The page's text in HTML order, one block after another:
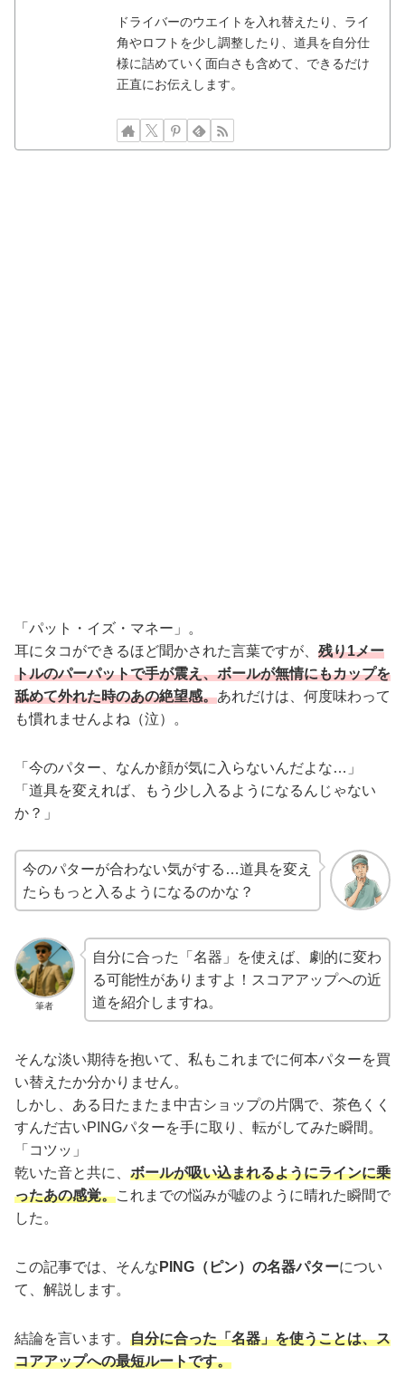
ドライバーのウエイトを入れ替えたり、ライ
角やロフトを少し調整したり、道具を自分仕
様に詰めていく面白さも含めて、できるだけ
正直にお伝えします。
「パット・イズ・マネー」。
耳にタコができるほど聞かされた言葉ですが、 残り1メー
トルのパーパットで手が震え、ボールが無情にもカップを
舐めて外れた時のあの絶望感。あれだけは、何度味わって
も慣れませんよね（泣）。
「今のパター、なんか顔が気に入らないんだよな…」
「道具を変えれば、もう少し入るようになるんじゃない
か？」
今のパターが合わない気がする…道具を変え
たらもっと入るようになるのかな？
筆者
自分に合った「名器」を使えば、劇的に変わ
る可能性がありますよ！スコアアップへの近
道を紹介しますね。
そんな淡い期待を抱いて、私もこれまでに何本パターを買
い替えたか分かりません。
しかし、ある日たまたま中古ショップの片隅で、茶色くく
すんだ古いPINGパターを手に取り、転がしてみた瞬間。
「コツッ」
乾いた音と共に、 ボールが吸い込まれるようにラインに乗
ったあの感覚。これまでの悩みが嘘のように晴れた瞬間で
した。
この記事では、そんな PING（ピン）の名器パターについ
て、解説します。
結論を言います。 自分に合った「名器」を使うことは、ス
コアアップへの最短ルートです。